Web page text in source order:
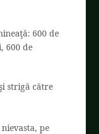
600 de
600 de
strigă către
pe